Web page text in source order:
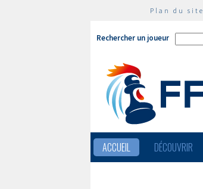
Plan du site
Rechercher un joueur
ACCUEIL DÉCOUVRIR